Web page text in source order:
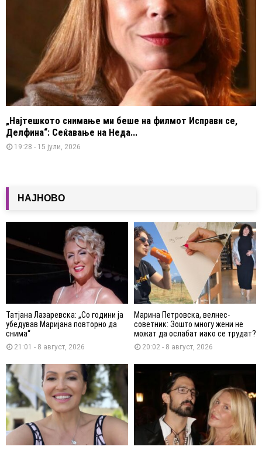
„Најтешкото снимање ми беше на филмот Исправи се,
Делфина“: Сеќавање на Неда...
19:28 - 15 јули, 2026
НАЈНОВО
Татјана Лазаревска: „Со години ја
убедував Маријана повторно да
снима“
21:01 - 8 август, 2026
Марина Петровска, велнес-
советник: Зошто многу жени не
можат да ослабат иако се трудат?
20:02 - 8 август, 2026